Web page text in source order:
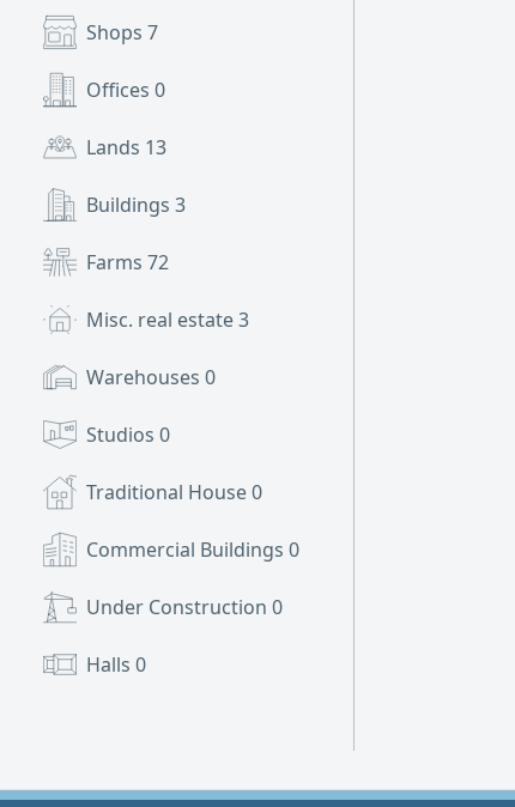
Shops 7
Offices 0
Lands 13
Buildings 3
Farms 72
Misc. real estate3
Warehouses 0
Studios 0
Traditional House0
Commercial Buildings 0
Under Construction 0
Halls 0